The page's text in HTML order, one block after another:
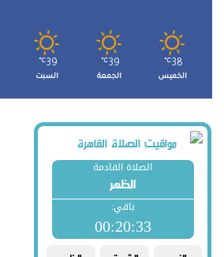
38
℃
الخميس
39
℃
الجمعة
39
℃
السبت